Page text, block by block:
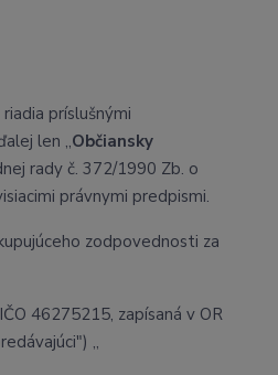
príslušnými
len „Občiansky
rady č. 372/1990 Zb. o
právnymi predpismi.
zodpovednosti za
46275215, zapísaná v OR
„